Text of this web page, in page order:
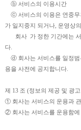
ⓑ 서비스의 이용시간
ⓒ 서비스의 이용은 연중무
가 일지중지 되거나, 운영상
회사 가 정한 기간에는 서
다.
ⓓ 회사는 서비스를 일정범
용을 사전에 공지합니다.
제 13 조 (정보의 제공 및 광
① 회사는 서비스의 운용과
② 회사는 서비스를 운용함에